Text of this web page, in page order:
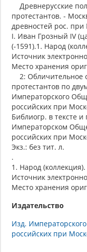
Древнерусские
протестантов. -
древностей рос. при
I. Иван Грозный IV
(-1591).1. Народ
Источник
Место хранения
2: Обличительное
протестантов по
Императорского
российских при
Библиогр. в тексте
Императорском
российских при
Экз.: без тит. л.
.
1. Народ (коллекция).
Источник
Место хранения
Издательство
Изд.
российских при